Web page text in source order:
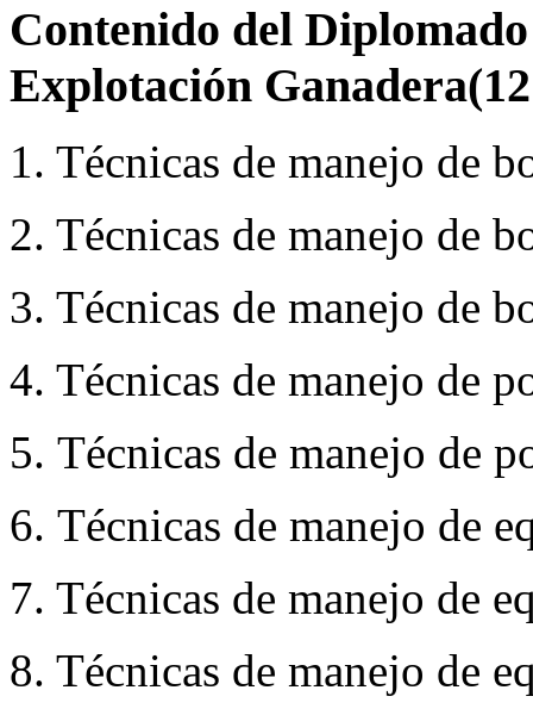
Contenido del
Explotación
1. Técnicas de manejo de
2. Técnicas de manejo de
3. Técnicas de manejo de
4. Técnicas de manejo de
5. Técnicas de manejo de
6. Técnicas de manejo de
7. Técnicas de manejo de
8. Técnicas de manejo de